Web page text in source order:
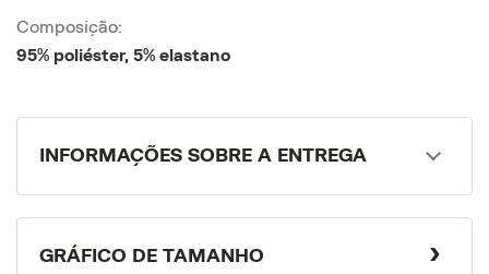
Composição:
95% poliéster, 5% elastano
INFORMAÇÕES SOBRE A ENTREGA
GRÁFICO DE TAMANHO